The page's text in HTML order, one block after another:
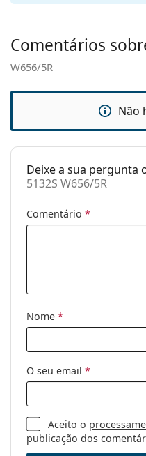
Acessórios
Estojo:
Pano de
Sim
Outros
Categoria:
Uso:
Moda
Comentários
W656/5R
Não
Deixe a sua pergunta
5132S W656/5R
Comentário *
Nome *
O seu email *
Aceito o
publicação dos